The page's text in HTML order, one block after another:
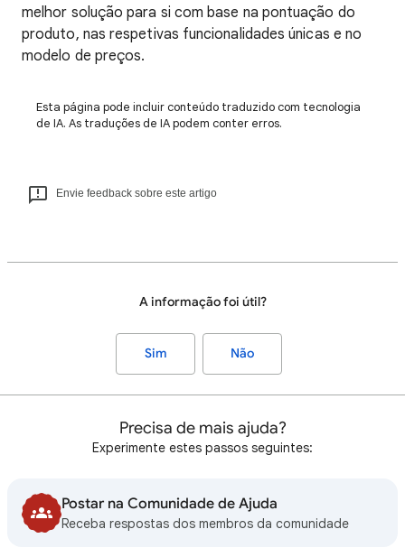
melhor solução para si com base na pontuação do
produto, nas respetivas funcionalidades únicas e no
modelo de preços.
Esta página pode incluir conteúdo traduzido com tecnologia
de IA. As traduções de IA podem conter erros.
Envie feedback sobre este artigo
A informação foi útil?
Sim Não
Precisa de mais ajuda?
Experimente estes passos seguintes:
Postar na Comunidade de Ajuda
Receba respostas dos membros da comunidade